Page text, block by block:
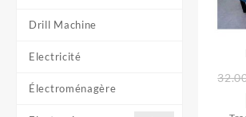
Drill Machine
Electricité
Électroménagère